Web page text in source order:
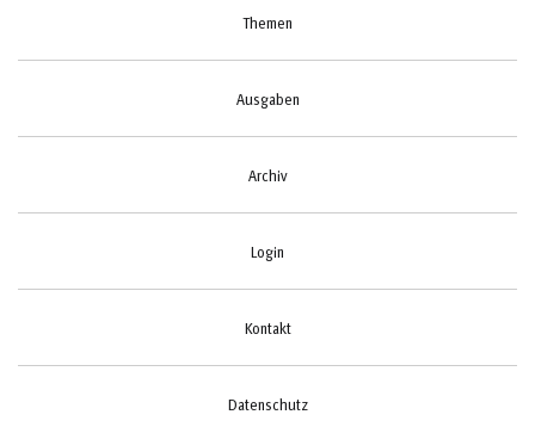
Themen
Ausgaben
Archiv
Login
Kontakt
Datenschutz